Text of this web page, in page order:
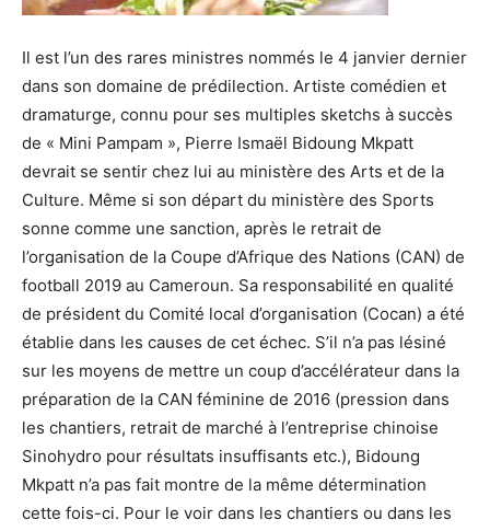
Il est l’un des rares ministres nommés le 4 janvier dernier
dans son domaine de prédilection. Artiste comédien et
dramaturge, connu pour ses multiples sketchs à succès
de « Mini Pampam », Pierre Ismaël Bidoung Mkpatt
devrait se sentir chez lui au ministère des Arts et de la
Culture. Même si son départ du ministère des Sports
sonne comme une sanction, après le retrait de
l’organisation de la Coupe d’Afrique des Nations (CAN) de
football 2019 au Cameroun. Sa responsabilité en qualité
de président du Comité local d’organisation (Cocan) a été
établie dans les causes de cet échec. S’il n’a pas lésiné
sur les moyens de mettre un coup d’accélérateur dans la
préparation de la CAN féminine de 2016 (pression dans
les chantiers, retrait de marché à l’entreprise chinoise
Sinohydro pour résultats insuffisants etc.), Bidoung
Mkpatt n’a pas fait montre de la même détermination
cette fois-ci. Pour le voir dans les chantiers ou dans les